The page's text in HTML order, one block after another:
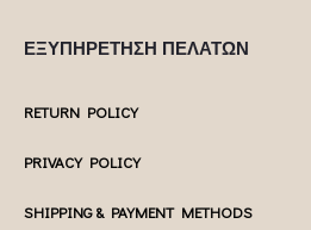
ΕΞΥΠΗΡΕΤΗΣΗ ΠΕΛΑΤΩΝ
RETURN POLICY
PRIVACY POLICY
SHIPPING & PAYMENT METHODS